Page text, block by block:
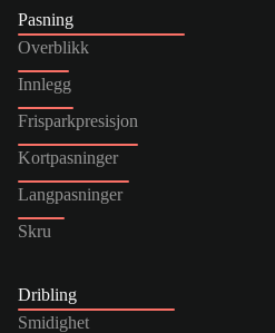
Pasning
Overblikk
Innlegg
Frisparkpresisjon
Kortpasninger
Langpasninger
Skru
Dribling
Smidighet